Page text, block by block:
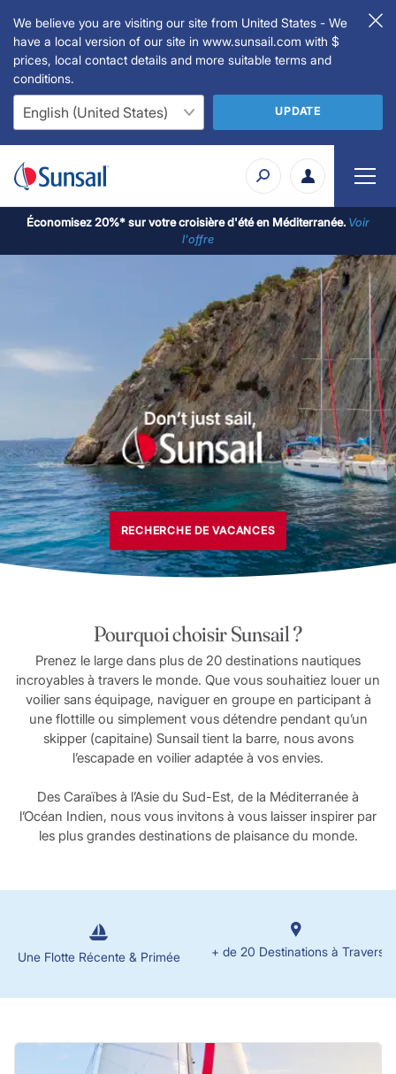
We believe you are visiting our site from United States - We
have a local version of our site in www.sunsail.com with $
prices, local contact details and more suitable terms and
conditions.
UPDATE
Économisez 20%* sur votre croisière d'été en Méditerranée. Voir
l'offre
RECHERCHE DE VACANCES
Pourquoi choisir Sunsail ?
Prenez le large dans plus de 20 destinations nautiques
incroyables à travers le monde. Que vous souhaitiez louer un
voilier sans équipage, naviguer en groupe en participant à
une flottille ou simplement vous détendre pendant qu’un
skipper (capitaine) Sunsail tient la barre, nous avons
l’escapade en voilier adaptée à vos envies.
Des Caraïbes à l’Asie du Sud-Est, de la Méditerranée à
l’Océan Indien, nous vous invitons à vous laisser inspirer par
les plus grandes destinations de plaisance du monde.
Une Flotte Récente & Primée + de 20 Destinations à Travers